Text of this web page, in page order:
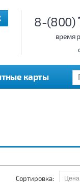
8-(800)
время
карты
Сортировка: